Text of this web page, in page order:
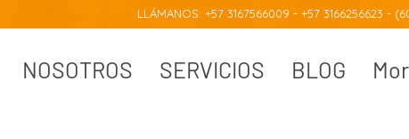
LLÁMANOS: +57 3167566009 - +57 3166256623 -
NOSOTROS SERVICIOS BLOG